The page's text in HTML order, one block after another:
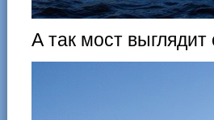
А так мост выглядит